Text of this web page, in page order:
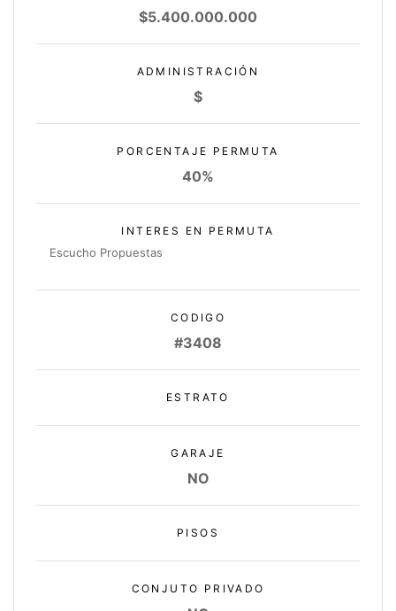
$5.400.000.000
ADMINISTRACIÓN
$
PORCENTAJE PERMUTA
40%
INTERES EN PERMUTA
Escucho Propuestas
CODIGO
#3408
ESTRATO
GARAJE
NO
PISOS
CONJUTO PRIVADO